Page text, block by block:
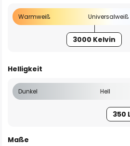
Warmweiß Universalweiß
3000 Kelvin
Helligkeit
Dunkel Hell
350
Maße